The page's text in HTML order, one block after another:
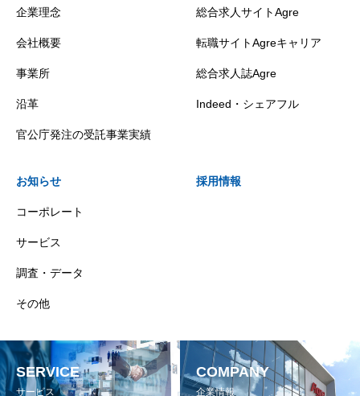
企業理念
会社概要
事業所
沿革
官公庁発注の受託事業実績
総合求人サイトAgre
転職サイトAgreキャリア
総合求人誌Agre
Indeed・シェアフル
お知らせ
コーポレート
サービス
調査・データ
その他
採用情報
SERVICE
サービス
COMPANY
企業情報